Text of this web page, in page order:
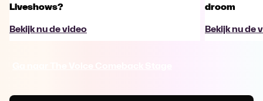
Liveshows?
Bekijk nu de video
droom
Bekijk nu de